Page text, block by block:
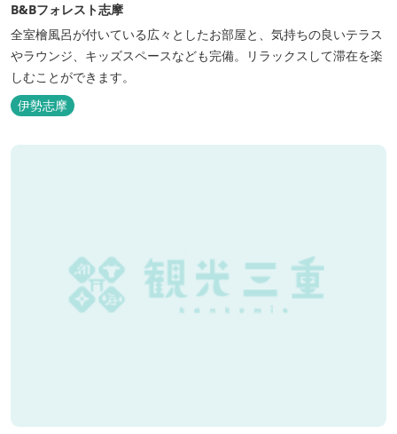
B&Bフォレスト志摩
全室檜風呂が付いている広々としたお部屋と、気持ちの良いテラス
やラウンジ、キッズスペースなども完備。リラックスして滞在を楽
しむことができます。
伊勢志摩